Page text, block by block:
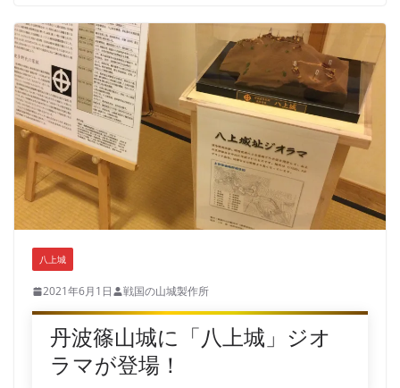
八上城
2021年6月1日 戦国の山城製作所
丹波篠山城に「八上城」ジオ
ラマが登場！